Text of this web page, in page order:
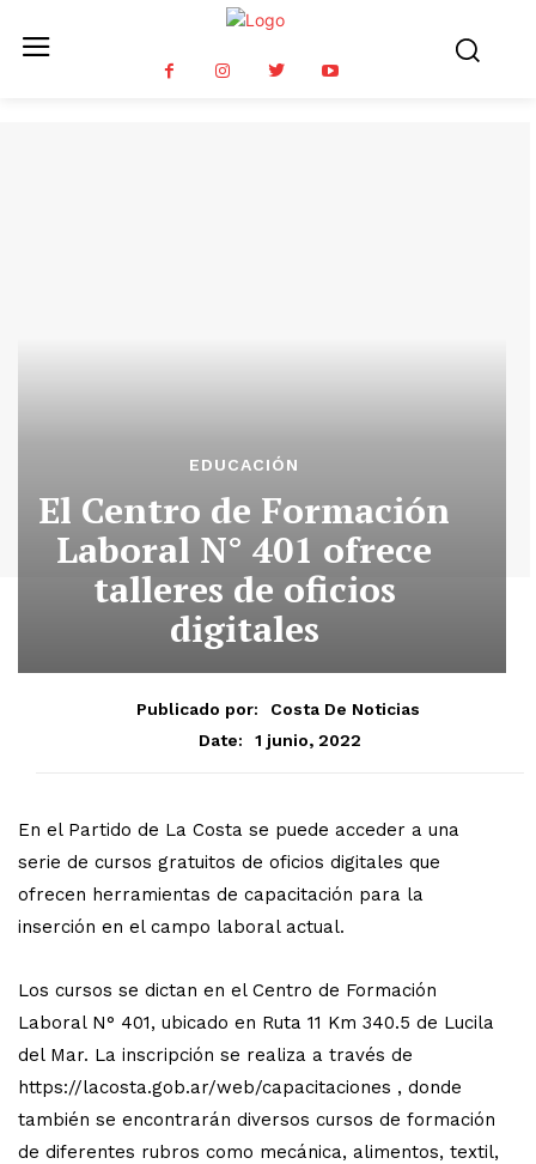
EDUCACIÓN
El Centro de Formación
Laboral N° 401 ofrece
talleres de oficios
digitales
Publicado por:
Costa De Noticias
Date:
1 junio, 2022
En el Partido de La Costa se puede acceder a una
serie de cursos gratuitos de oficios digitales que
ofrecen herramientas de capacitación para la
inserción en el campo laboral actual.
Los cursos se dictan en el Centro de Formación
Laboral N° 401, ubicado en Ruta 11 Km 340.5 de Lucila
del Mar. La inscripción se realiza a través de
https://lacosta.gob.ar/web/capacitaciones , donde
también se encontrarán diversos cursos de formación
de diferentes rubros como mecánica, alimentos, textil,